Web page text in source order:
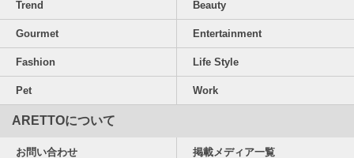
Trend Beauty
Gourmet Entertainment
Fashion Life Style
Pet Work
ARETTOについて
お問い合わせ 掲載メディア一覧